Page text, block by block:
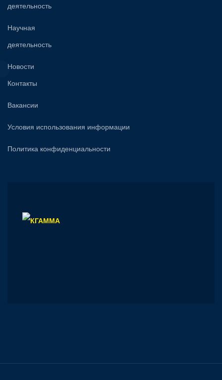
деятельность
Научная
деятельность
Новости
Контакты
Вакансии
Условия использования информации
Политика конфиденциальности